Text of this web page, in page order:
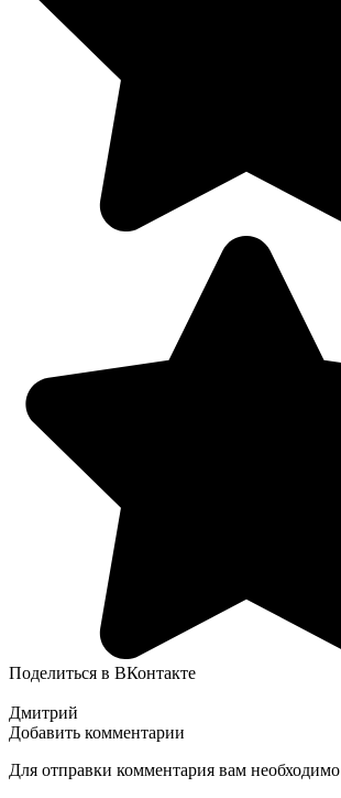
Поделиться в ВКонтакте
Дмитрий
Добавить комментарии
Для отправки комментария вам необходимо